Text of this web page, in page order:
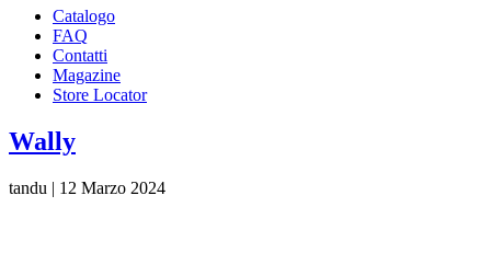
Catalogo
FAQ
Contatti
Magazine
Store Locator
Wally
tandu | 12 Marzo 2024